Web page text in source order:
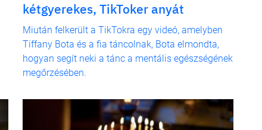
kétgyerekes, TikToker anyát
Miután felkerült a TikTokra egy videó, amelyben
Tiffany Bota és a fia táncolnak, Bota elmondta,
hogyan segít neki a tánc a mentális egészségének
megőrzésében.